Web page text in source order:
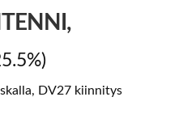
DV27 kiinnitys